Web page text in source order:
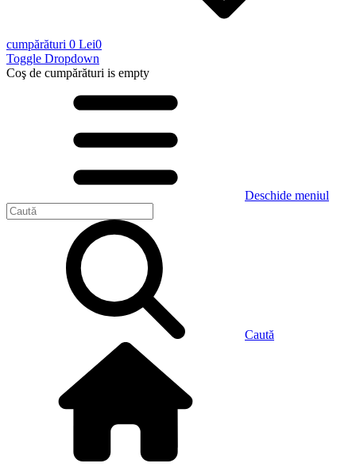
cumpărături 0 Lei0
Toggle Dropdown
Coş de cumpărături is empty
Deschide meniul
Caută